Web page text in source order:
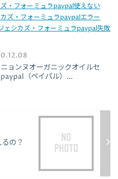
・フォーミュラpaypal使えない
ズ・フォーミュラpaypalエラー
ェシカズ・フォーミュラpaypal失敗
ョンヌオーガニックオイルセ
（ペイパル）...
の？